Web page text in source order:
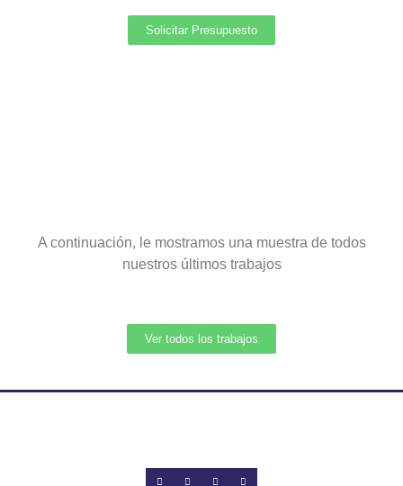
Solicitar Presupuesto
A continuación, le mostramos una muestra de todos
nuestros últimos trabajos
Ver todos los trabajos